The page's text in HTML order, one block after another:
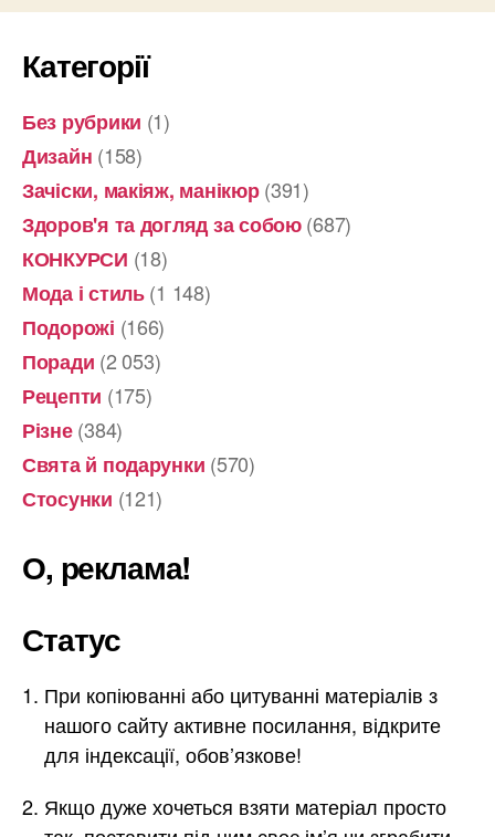
Категорії
Без рубрики (1)
Дизайн (158)
Зачіски, макіяж, манікюр(391)
Здоров'я та догляд за собою(687)
КОНКУРСИ (18)
Мода і стиль(1 148)
Подорожі (166)
Поради (2 053)
Рецепти (175)
Різне(384)
Свята й подарунки (570)
Стосунки (121)
О, реклама!
Статус
При копіюванні або цитуванні матеріалів з
нашого сайту активне посилання, відкрите
для індексації, обов’язкове!
Якщо дуже хочеться взяти матеріал просто